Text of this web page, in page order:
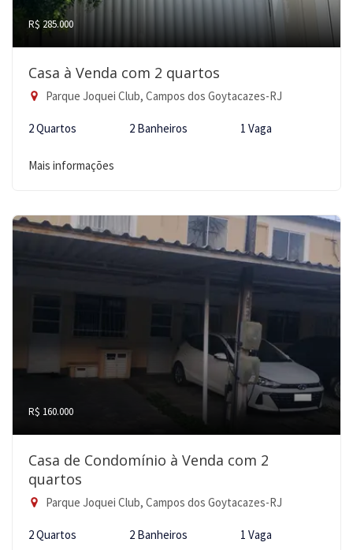
R$ 285.000
Casa à Venda com 2 quartos
Parque Joquei Club, Campos dos Goytacazes-RJ
2 Quartos 2 Banheiros 1 Vaga
Mais informações
R$ 160.000
Casa de Condomínio à Venda com 2
quartos
Parque Joquei Club, Campos dos Goytacazes-RJ
2 Quartos 2 Banheiros 1 Vaga